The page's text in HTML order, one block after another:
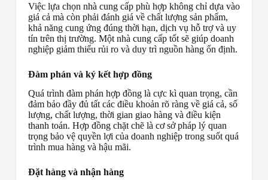
Việc lựa chọn nhà cung cấp phù hợp không chỉ dựa vào
giá cả mà còn phải đánh giá về chất lượng sản phẩm,
khả năng cung ứng đúng thời hạn, dịch vụ hỗ trợ và uy
tín trên thị trường. Một nhà cung cấp tốt sẽ giúp doanh
nghiệp giảm thiểu rủi ro và duy trì nguồn hàng ổn định.
Đàm phán và ký kết hợp đồng
Quá trình đàm phán hợp đồng là cực kì quan trọng, cần
đảm bảo đầy đủ tất các điều khoản rõ ràng về giá cả, số
lượng, chất lượng, thời gian giao hàng và điều kiện
thanh toán. Hợp đồng chặt chẽ là cơ sở pháp lý quan
trọng bảo vệ quyền lợi của doanh nghiệp trong suốt quá
trình mua hàng và hậu mãi.
Đặt hàng và nhận hàng